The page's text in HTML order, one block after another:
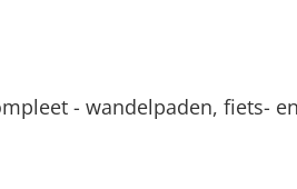
- wandelpaden, fiets- en